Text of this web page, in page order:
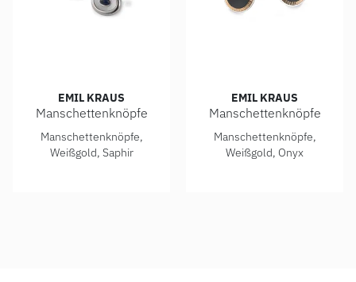
EMIL KRAUS
Manschettenknöpfe
Emil Kraus Manschettenknöpfe, Ref: LM 2573-5
Manschettenknöpfe,
Weißgold, Saphir
EMIL KRAUS
Manschettenknöpfe
Emil Kraus
Manschettenknöpfe,
Weißgold, Onyx